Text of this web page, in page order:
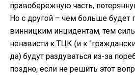
правобережную часть,
Но с другой – чем больше будет
винницким инцидентам, тем
ненависти к ТЦК (и к
да) будут раздуваться из-за
поздно, если не решить этот